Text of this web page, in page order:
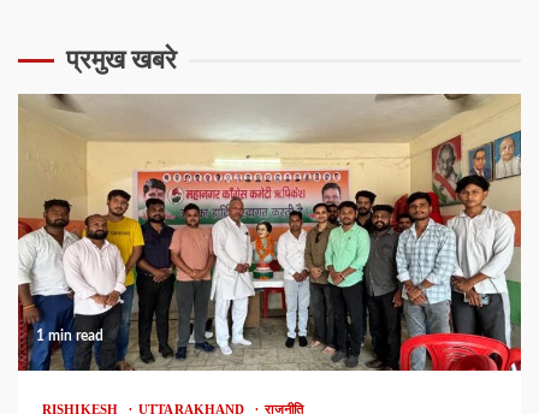
प्रमुख खबरे
1 min read
RISHIKESH UTTARAKHAND राजनीति